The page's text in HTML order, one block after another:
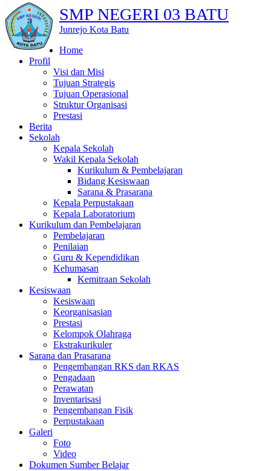
SMP NEGERI 03 BATU
Junrejo Kota Batu
Home
Profil
Visi dan Misi
Tujuan Strategis
Tujuan Operasional
Struktur Organisasi
Prestasi
Berita
Sekolah
Kepala Sekolah
Wakil Kepala Sekolah
Kurikulum & Pembelajaran
Bidang Kesiswaan
Sarana & Prasarana
Kepala Perpustakaan
Kepala Laboratorium
Kurikulum dan Pembelajaran
Pembelajaran
Penilaian
Guru & Kependidikan
Kehumasan
Kemitraan Sekolah
Kesiswaan
Kesiswaan
Keorganisasian
Prestasi
Kelompok Olahraga
Ekstrakurikuler
Sarana dan Prasarana
Pengembangan RKS dan RKAS
Pengadaan
Perawatan
Inventarisasi
Pengembangan Fisik
Perpustakaan
Galeri
Foto
Video
Dokumen Sumber Belajar